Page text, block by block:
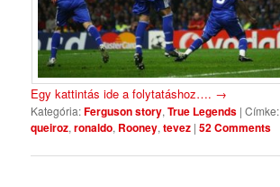
Egy kattintás ide a folytatáshoz…. →
Kategória:Ferguson story,True Legends |Címke:
queiroz,ronaldo, Rooney,tevez |52 Comments